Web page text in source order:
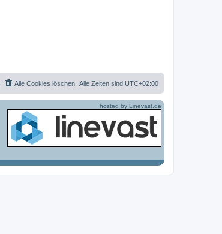
Alle Zeiten sind UTC+02:00
Alle Cookies löschen
hosted by Linevast.de